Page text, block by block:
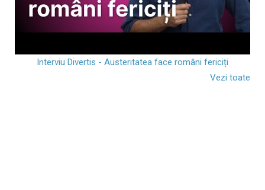
Interviu Divertis - Austeritatea face români fericiți
Vezi toate